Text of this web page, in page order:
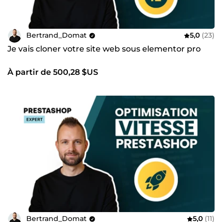
Intégrations de systèmes de paiement, passerelles
bancaires et APIs tierces
Automatisation de tâches pour gagner du temps et
réduire les erreurs
Support technique continu
Mises à jour régulières (CMS, thèmes, plugins)
Migration & Clonage
Transfert de sitevers un nouveau serveur ou
hébergement optimisé
Environnements de test pour mettre à jour en toute
Conseil & Stratégie Digitale
Optimisation du tunnel de conversionet
augmentation du panier moyen
Reporting pour suivre votre
stratégie
Bertrand_Domat 5,0 (23)
Je vais cloner votre site web sous elementor pro
À partir de 500,28 $US
Bertrand_Domat 5,0 (11)